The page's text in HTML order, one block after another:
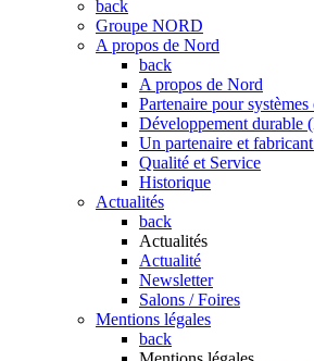
back
Groupe NORD
A propos de Nord
back
A propos de Nord
Partenaire pour
Développement durable
Un partenaire et
Qualité et Service
Historique
Actualités
back
Actualités
Actualité
Newsletter
Salons / Foires
Mentions légales
back